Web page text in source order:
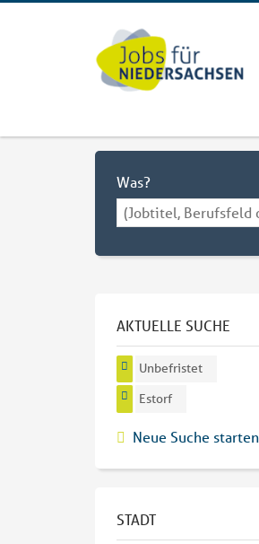
Was?
AKTUELLE SUCHE
Unbefristet
Estorf
Neue Suche starten
STADT